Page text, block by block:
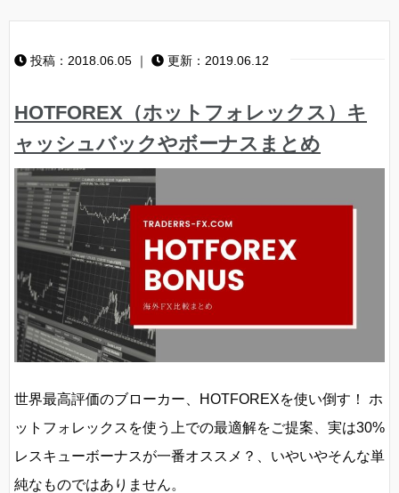
投稿：2018.06.05 ｜ 更新：2019.06.12
HOTFOREX（ホットフォレックス）キ
ャッシュバックやボーナスまとめ
世界最高評価のブローカー、HOTFOREXを使い倒す！ ホ
ットフォレックスを使う上での最適解をご提案、実は30%
レスキューボーナスが一番オススメ？、いやいやそんな単
純なものではありません。